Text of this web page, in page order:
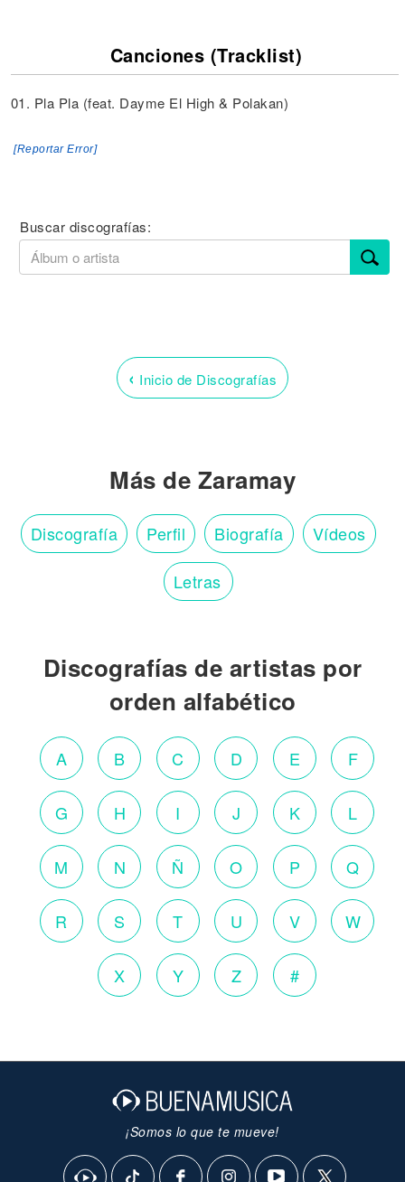
Canciones (Tracklist)
01. Pla Pla (feat. Dayme El High & Polakan)
[Reportar Error]
Buscar discografías:
‹ Inicio de Discografías
Más de Zaramay
Discografía Perfil Biografía Vídeos
Letras
Discografías de artistas por
orden alfabético
A B C D E F
G H I J K L
M N Ñ O P Q
R S T U V W
X Y Z #
¡Somos lo que te mueve!